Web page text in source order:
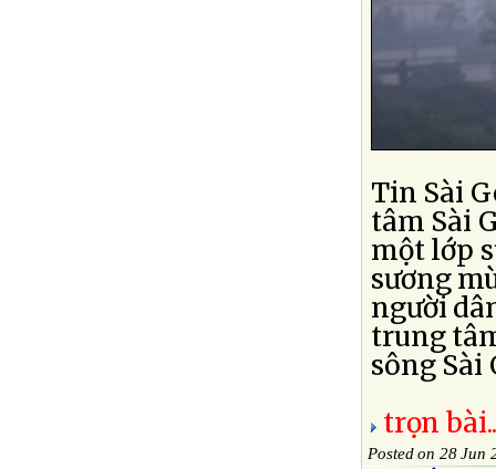
Tin Sài
tâm Sài
một lớp
sương
người
trung
sông Sài
trọn
Posted on 28 Jun